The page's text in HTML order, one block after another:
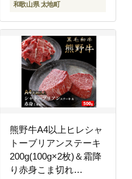
和歌山県 太地町
熊野牛A4以上ヒレシャ
トーブリアンステーキ
200g(100g×2枚)＆霜降
り赤身こま切れ